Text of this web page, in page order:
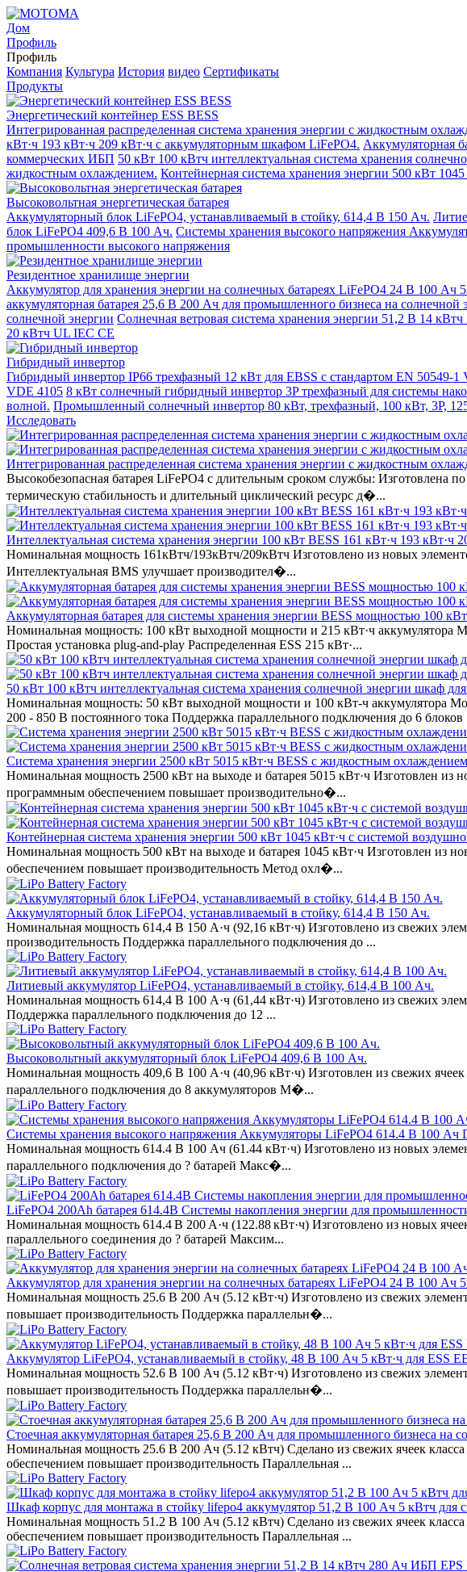
Дом
Профиль
Профиль
Компания Культура История видео Сертификаты
Продукты
Энергетический контейнер ESS BESS
Интегрированная распределенная система хранения энергии с жидкостным
кВт·ч 193 кВт·ч 209 кВт·ч с аккумуляторным шкафом LiFePO4. Аккумуляторная
коммерческих ИБП 50 кВт 100 кВтч интеллектуальная система хранения
жидкостным охлаждением. Контейнерная система хранения энергии 500 кВт
Высоковольтная энергетическая батарея
Аккумуляторный блок LiFePO4, устанавливаемый в стойку, 614,4 В 150 Ач.
блок LiFePO4 409,6 В 100 Ач. Системы хранения высокого напряжения
промышленности высокого напряжения
Резидентное хранилище энергии
Аккумулятор для хранения энергии на солнечных батареях LiFePO4 24 В 100 Ач
аккумуляторная батарея 25,6 В 200 Ач для промышленного бизнеса на солнечной
солнечной энергии Солнечная ветровая система хранения энергии 51,2 В 14
20 кВтч UL IEC CE
Гибридный инвертор
Гибридный инвертор IP66 трехфазный 12 кВт для EBSS с стандартом EN 50549-
VDE 4105 8 кВт солнечный гибридный инвертор 3P трехфазный для системы
волной. Промышленный солнечный инвертор 80 кВт, трехфазный, 100 кВт, 3P,
Исследовать
Интегрированная распределенная система хранения энергии с жидкостным
Высокобезопасная батарея LiFePO4 с длительным сроком службы: Изготовлена
термическую стабильность и длительный циклический ресурс д�...
Интеллектуальная система хранения энергии 100 кВт BESS 161 кВт·ч 193
Номинальная мощность 161кВтч/193кВтч/209кВтч Изготовлено из новых
Интеллектуальная BMS улучшает производител�...
Аккумуляторная батарея для системы хранения энергии BESS мощностью 100
Номинальная мощность: 100 кВт выходной мощности и 215 кВт·ч аккумулятора
Простая установка plug-and-play Распределенная ESS 215 кВт·...
50 кВт 100 кВтч интеллектуальная система хранения солнечной энергии шкаф
Номинальная мощность: 50 кВт выходной мощности и 100 кВт-ч аккумулятора
200 - 850 В постоянного тока Поддержка параллельного подключения до 6 блоков
Система хранения энергии 2500 кВт 5015 кВт·ч BESS с жидкостным
Номинальная мощность 2500 кВт на выходе и батарея 5015 кВт·ч Изготовлен
программным обеспечением повышает производительно�...
Контейнерная система хранения энергии 500 кВт 1045 кВт·ч с системой
Номинальная мощность 500 кВт на выходе и батарея 1045 кВт·ч Изготовлен из
обеспечением повышает производительность Метод охл�...
Аккумуляторный блок LiFePO4, устанавливаемый в стойку, 614,4 В 150 Ач.
Номинальная мощность 614,4 В 150 А·ч (92,16 кВт·ч) Изготовлено из свежих
производительность Поддержка параллельного подключения до ...
Литиевый аккумулятор LiFePO4, устанавливаемый в стойку, 614,4 В 100 Ач.
Номинальная мощность 614,4 В 100 А·ч (61,44 кВт·ч) Изготовлено из свежих
Поддержка параллельного подключения до 12 ...
Высоковольтный аккумуляторный блок LiFePO4 409,6 В 100 Ач.
Номинальная мощность 409,6 В 100 А·ч (40,96 кВт·ч) Изготовлен из свежих
параллельного подключения до 8 аккумуляторов М�...
Системы хранения высокого напряжения Аккумуляторы LiFePO4 614.4 В 100 Ач
Номинальная мощность 614.4 В 100 Ач (61.44 кВт·ч) Изготовлено из новых
параллельного подключения до ? батарей Макс�...
LiFePO4 200Ah батарея 614.4В Системы накопления энергии для
Номинальная мощность 614.4 В 200 А·ч (122.88 кВт·ч) Изготовлено из новых
параллельного соединения до ? батарей Максим...
Аккумулятор для хранения энергии на солнечных батареях LiFePO4 24 В 100 Ач
Номинальная мощность 25.6 В 200 Ач (5.12 кВт·ч) Изготовлено из свежих
повышает производительность Поддержка параллельн�...
Аккумулятор LiFePO4, устанавливаемый в стойку, 48 В 100 Ач 5 кВт·ч для ESS
Номинальная мощность 52.6 В 100 Ач (5.12 кВт·ч) Изготовлено из свежих
повышает производительность Поддержка параллельн�...
Стоечная аккумуляторная батарея 25,6 В 200 Ач для промышленного бизнеса на
Номинальная мощность 25.6 В 200 Ач (5.12 кВтч) Сделано из свежих ячеек
обеспечением повышает производительность Параллельная ...
Шкаф корпус для монтажа в стойку lifepo4 аккумулятор 51,2 В 100 Ач 5 кВтч для
Номинальная мощность 51.2 В 100 Ач (5.12 кВтч) Сделано из свежих ячеек
обеспечением повышает производительность Параллельная ...